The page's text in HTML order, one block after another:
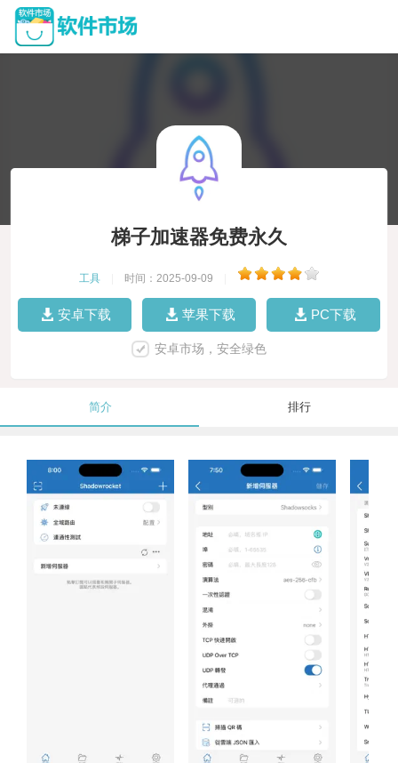
梯子加速器免费永久
工具 时间：2025-09-09
安卓下载 苹果下载 PC下载
安卓市场，安全绿色
简介 排行